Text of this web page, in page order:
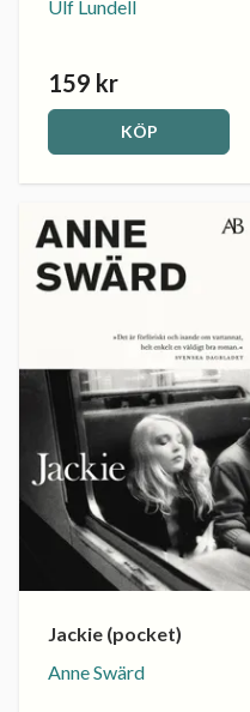
Ulf Lundell
159 kr
KÖP
Jackie (pocket)
Anne Swärd